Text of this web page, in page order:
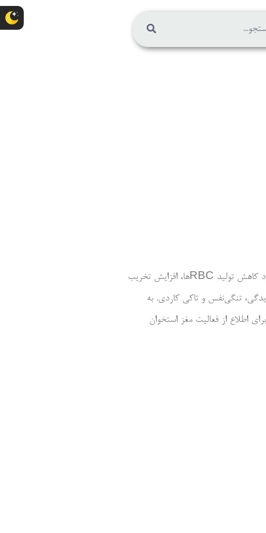
آنمی یا کم خونی، بصورت کاهش گلبول‌های قرمز در گردش و/ یا کاهش هموگلوبین و هماتوکریت خود را نشان می‌دهد. علت اصلی رخداد آنمی یکی از موارد کاهش تولید RBCها، افزایش تخریب
تنگی‌نفس و تاکی کاردی. به
اطلاع از فعالیت مغز استخوان